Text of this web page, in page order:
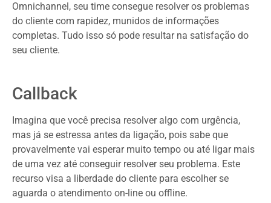
Omnichannel, seu time consegue resolver os problemas
do cliente com rapidez, munidos de informações
completas. Tudo isso só pode resultar na satisfação do
seu cliente.
Callback
Imagina que você precisa resolver algo com urgência,
mas já se estressa antes da ligação, pois sabe que
provavelmente vai esperar muito tempo ou até ligar mais
de uma vez até conseguir resolver seu problema. Este
recurso visa a liberdade do cliente para escolher se
aguarda o atendimento on-line ou offline.